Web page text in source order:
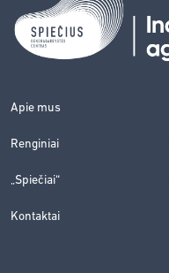
Apie mus
Renginiai
„Spiečiai“
Kontaktai